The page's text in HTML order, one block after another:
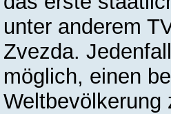
unter anderem
Zvezda.
möglich, einen
Weltbevölkerung